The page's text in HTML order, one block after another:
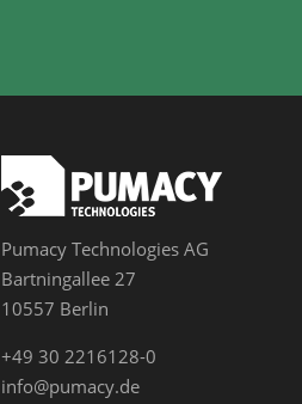
Pumacy Technologies AG
Bartningallee 27
10557 Berlin
+49 30 2216128-0
info@pumacy.de